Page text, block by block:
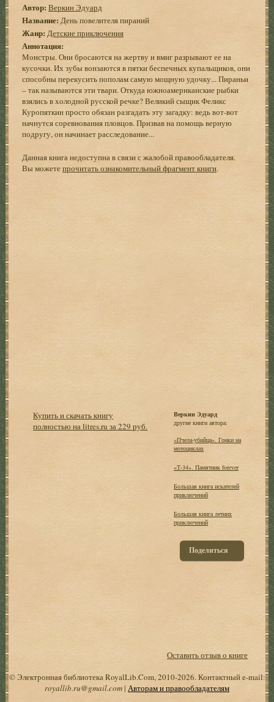
Автор: Веркин Эдуард
Название: День повелителя пираний
Жанр: Детские приключения
Аннотация:
Монстры. Они бросаются на жертву и вмиг разрывают ее на
кусочки. Их зубы вонзаются в пятки беспечных купальщиков, они
способны перекусить пополам самую мощную удочку... Пираньи
– так называются эти твари. Откуда южноамериканские рыбки
взялись в холодной русской речке? Великий сыщик Феликс
Куропяткин просто обязан разгадать эту загадку: ведь вот-вот
начнутся соревнования пловцов. Призвав на помощь верную
подругу, он начинает расследование...
Данная книга недоступна в связи с жалобой правообладателя.
Вы можетепрочитать ознакомительный фрагмент книги.
Купить и скачать книгу
полностью на litres.ru за 229 руб.
Веркин Эдуард
другие книги автора:
«Пчела-убийца». Гонки на
мотоциклах
«Т-34». Памятник forever
Большая книга искателей
приключений
Большая книга летних
приключений
Поделиться
Оставить отзыв о книге
© Электронная библиотека RoyalLib.Com, 2010-2026. Контактный e-mail:
royallib.ru@gmail.com | Авторам и правообладателям